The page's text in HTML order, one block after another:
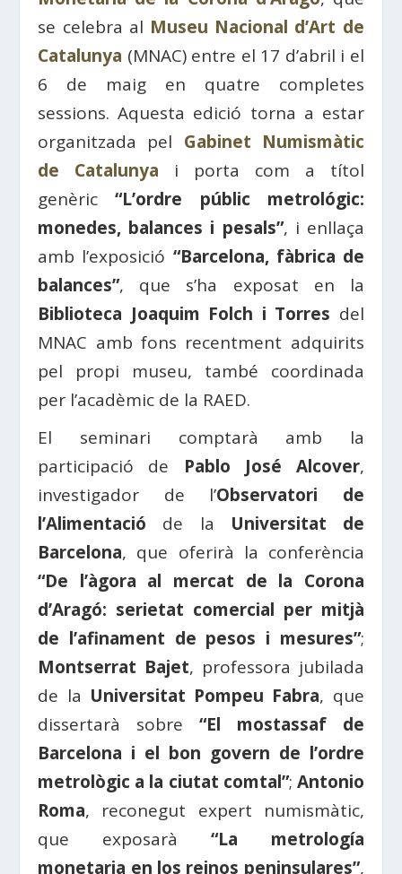
se celebra al Museu Nacional d’Art de
Catalunya (MNAC) entre el 17 d’abril i el
6 de maig en quatre completes
sessions. Aquesta edició torna a estar
organitzada pel Gabinet Numismàtic
de Catalunya i porta com a títol
genèric“L’ordre públic metrológic:
monedes, balances i pesals”, i enllaça
amb l’exposició “Barcelona, ​​fàbrica de
balances”, que s’ha exposat en la
Biblioteca Joaquim Folch i Torres del
MNAC amb fons recentment adquirits
pel propi museu, també coordinada
per l’acadèmic de la RAED.
El seminari comptarà amb la
participació de Pablo José Alcover,
investigador de l’Observatori de
l’Alimentació de la Universitat de
Barcelona, ​​que oferirà la conferència
“De l’àgora al mercat de la Corona
d’Aragó: serietat comercial per mitjà
de l’afinament de pesos i mesures”;
Montserrat Bajet, professora jubilada
de la Universitat Pompeu Fabra, que
dissertarà sobre “El mostassaf de
Barcelona i el bon govern de l’ordre
metrològic a la ciutat comtal”; Antonio
Roma, reconegut expert numismàtic,
que exposarà “La metrología
monetaria en los reinos peninsulares”,